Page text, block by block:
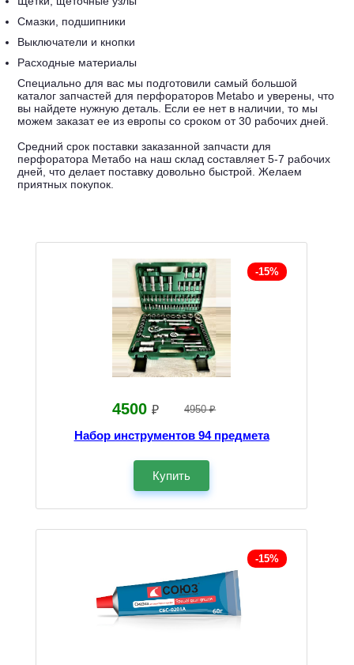
Смазки, подшипники
Выключатели и кнопки
Расходные материалы
Специально для вас мы подготовили самый большой
каталог запчастей для перфораторов Metabo и уверены, что
вы найдете нужную деталь. Если ее нет в наличии, то мы
можем заказат ее из европы со сроком от 30 рабочих дней.
Средний срок поставки заказанной запчасти для
перфоратора Метабо на наш склад составляет 5-7 рабочих
дней, что делает поставку довольно быстрой. Желаем
приятных покупок.
-15%
4500 ₽ 4950 ₽
Набор инструментов 94 предмета
Купить
-15%